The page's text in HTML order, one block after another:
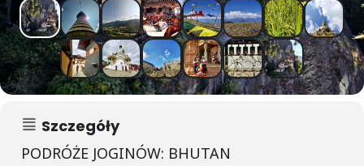
Szczegóły
PODRÓŻE JOGINÓW: BHUTAN